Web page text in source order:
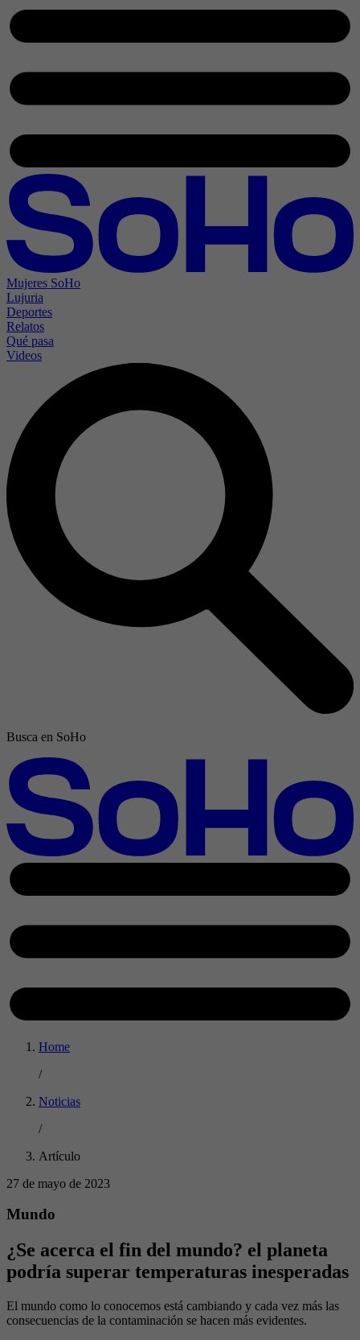
Mujeres SoHo
Lujuria
Deportes
Relatos
Qué pasa
Videos
Busca en SoHo
Home
/
Noticias
/
Artículo
27 de mayo de 2023
Mundo
¿Se acerca el fin del mundo? el planeta
podría superar temperaturas inesperadas
El mundo como lo conocemos está cambiando y cada vez más las
consecuencias de la contaminación se hacen más evidentes.